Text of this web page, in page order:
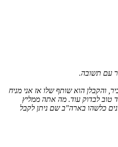
עם תשובה.
והקבלן הוא שותף שלו אז אני מניח
טוב לבדוק עוד. מה אתה ממליץ
כלשהו בארה"ב שם ניתן לקבל